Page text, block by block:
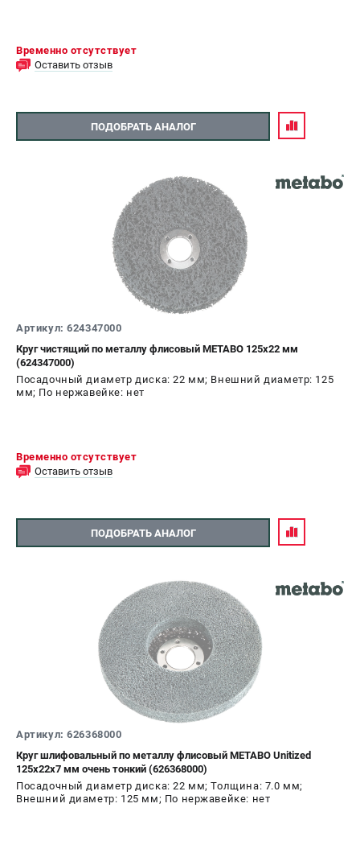
Временно отсутствует
Оставить отзыв
ПОДОБРАТЬ АНАЛОГ
Артикул: 624347000
Круг чистящий по металлу флисовый METABO 125х22 мм
(624347000)
Посадочный диаметр диска: 22 мм; Внешний диаметр: 125
мм; По нержавейке: нет
Временно отсутствует
Оставить отзыв
ПОДОБРАТЬ АНАЛОГ
Артикул: 626368000
Круг шлифовальный по металлу флисовый METABO Unitized
125x22х7 мм очень тонкий (626368000)
Посадочный диаметр диска: 22 мм; Толщина: 7.0 мм;
Внешний диаметр: 125 мм; По нержавейке: нет